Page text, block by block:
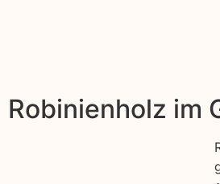
Robinienholz im